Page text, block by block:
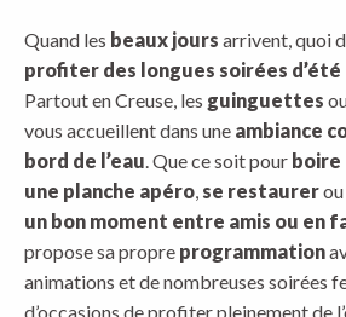
Quand les beaux jours arrivent, quoi
profiter des longues soirées
Partout en Creuse, les guinguettes
vous accueillent dans une ambiance
bord de l’eau. Que ce soit pour boire
une planche apéro, se restaurer
un bon moment entre amis ou en
propose sa propre programmation
animations et de nombreuses soirées
d’occasions de profiter pleinement de